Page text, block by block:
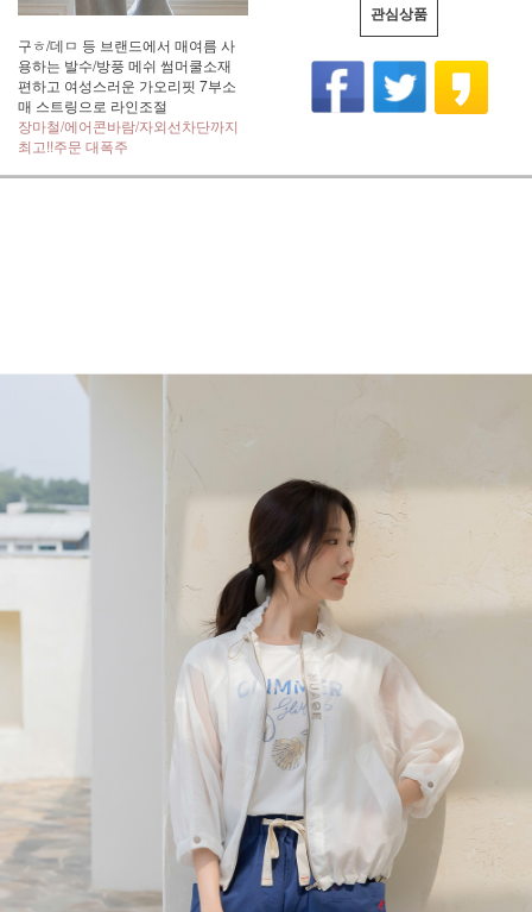
구ㅎ/데ㅁ 등 브랜드에서 매여름 사
용하는 발수/방풍 메쉬 썸머쿨소재
편하고 여성스러운 가오리핏 7부소
매 스트링으로 라인조절
장마철/에어콘바람/자외선차단까지
최고!!주문 대폭주
관심상품